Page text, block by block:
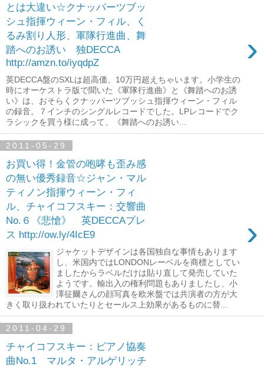
とは大違い☆クナッパーツブッ
シュ指揮ウィーン・フィル、く
るみ割り人形、軍隊行進曲、舞
踏へのお誘い 独DECCA
http://amzn.to/iyqdpZ
›
英DECCA盤のSXLは超高価、10万円超えちゃいます。小学生の
時にオーケストラ版で聞いた《軍隊行進曲》と《舞踏へのお誘
い》は、おそらくクナッパーツブッシュ指揮ウィーン・フィル
の録音。７インチのシングルレコードでした。LPレコードでク
ラシックを買う様に成って、《舞踏へのお誘い...
2011-05-29
お買い得！金管の咆哮も歪み感
の無い優秀録音☆ジャン・マル
ティノン指揮ウィーン・フィ
ル、チャイコフスキー：交響曲
No.６《悲愴》 英DECCAプレ
ス http://ow.ly/4IcE9
›
ジャケットデザインは各国独自な事情もあります
し、米国内ではLONDONレーベルを商標としてい
ましたからラベルだけは貼り直して発売していた
ようです。輸出入の権利問題もありましたし、小
澤征爾さんの顔写真を欧米盤では共演者の方が大
きく取り扱われていたりとセールス上効果があるものに替...
2011-04-29
チャイコフスキー：ピアノ協奏
曲No.1 マルタ・アルゲリッチ